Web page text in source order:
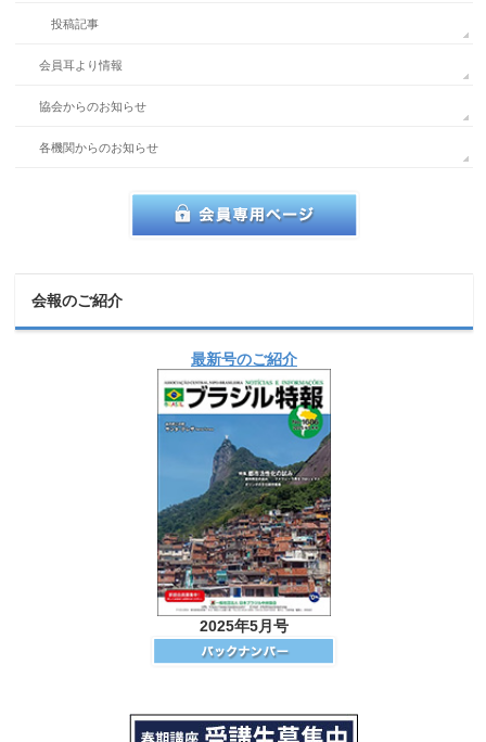
投稿記事
会員耳より情報
協会からのお知らせ
各機関からのお知らせ
会報のご紹介
最新号のご紹介
2025年5月号